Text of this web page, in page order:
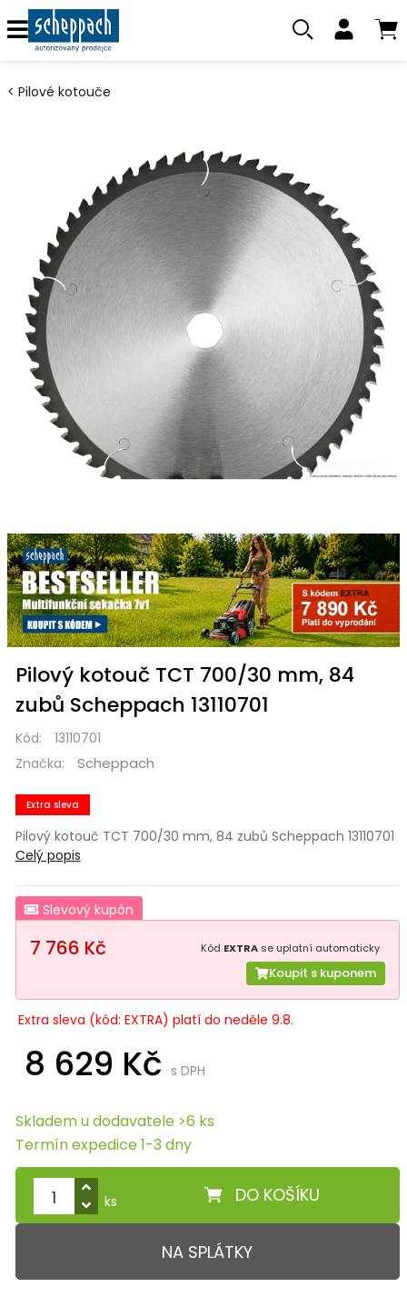
Pilové kotouče
Pilový kotouč TCT 700/30 mm, 84
zubů Scheppach 13110701
Kód:
13110701
Značka:
Scheppach
Extra sleva
Pilový kotouč TCT 700/30 mm, 84 zubů Scheppach 13110701
Celý popis
Slevový kupón
7 766 Kč Kód EXTRA se uplatní automaticky
Koupit s kuponem
Extra sleva (kód: EXTRA) platí do neděle 9.8.
8 629 Kč s DPH
Skladem u dodavatele >6 ks
Termín expedice 1-3 dny
DO KOŠÍKU
ks
NA SPLÁTKY